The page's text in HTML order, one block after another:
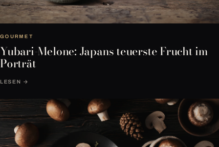
GOURMET
Yubari-Melone: Japans teuerste Frucht im
Porträt
LESEN →